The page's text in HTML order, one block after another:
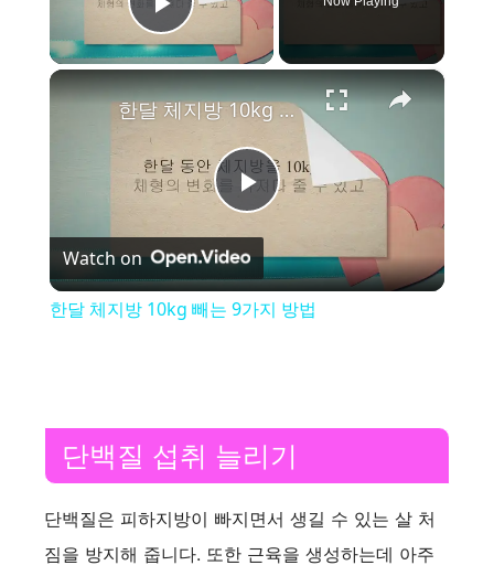
Play Video
×
P
l
V
i
한달 체지방 10kg 빼는 9가지 방법
Watch on
한달 체지방 10kg 빼는 9가지 방법
단백질 섭취 늘리기
단백질은 피하지방이 빠지면서 생길 수 있는 살 처
짐을 방지해 줍니다. 또한 근육을 생성하는데 아주